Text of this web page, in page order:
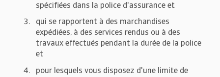
spécifiées dans la police d'assurance et
qui se rapportent à des marchandises
expédiées, à des services rendus ou à des
travaux effectués pendant la durée de la police
et
pour lesquels vous disposez d'une limite de